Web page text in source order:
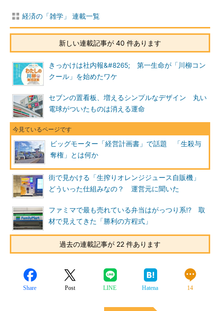
経済の「雑学」 連載一覧
新しい連載記事が 40 件あります
きっかけは社内報&#8265; 第一生命が「川柳コン
クール」を始めたワケ
セブンの置看板、増えるシンプルなデザイン 丸い
電球がついたものは消える運命
ビッグモーター「経営計画書」で話題 「生殺与
奪権」とは何か
街で見かける「生搾りオレンジジュース自販機」
どういった仕組みなの？ 運営元に聞いた
ファミマで最も売れている弁当はがっつり系!? 取
材で見えてきた「勝利の方程式」
過去の連載記事が 22 件あります
Share Post LINE Hatena 14